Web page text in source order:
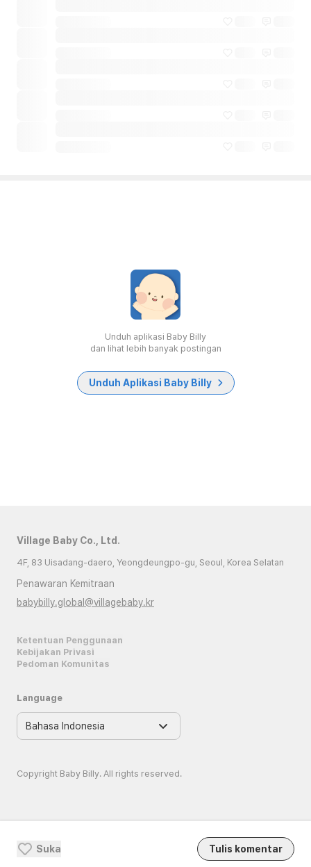
Suka Tulis komentar
Unduh aplikasi Baby Billy
dan lihat lebih banyak postingan
Unduh Aplikasi Baby Billy
Village Baby Co., Ltd.
4F, 83 Uisadang-daero, Yeongdeungpo-gu, Seoul, Korea Selatan
Penawaran Kemitraan
babybilly.global@villagebaby.kr
Ketentuan Penggunaan
Kebijakan Privasi
Pedoman Komunitas
Language
Copyright Baby Billy. All rights reserved.